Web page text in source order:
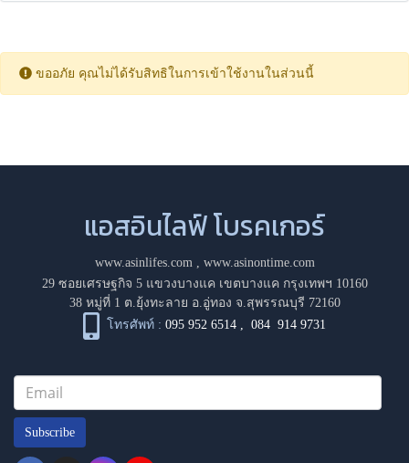
ขออภัย คุณไม่ได้รับสิทธิในการเข้าใช้งานในส่วนนี้
แอสอินไลฟ์ โบรคเกอร์
www.asinlifes.com, www.asinontime.com
29 ซอยเศรษฐกิจ 5 แขวงบางแค เขตบางแค กรุงเทพฯ 10160
38 หมู่ที่ 1 ต.ยุ้งทะลาย อ.อู่ทอง จ.สุพรรณบุรี 72160
โทรศัพท์ : 095 952 6514 ,084 914 9731
Subscribe